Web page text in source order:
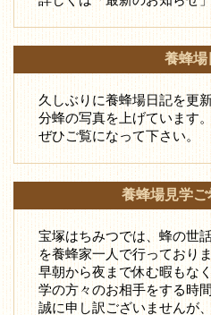
養蜂場
久しぶりに養蜂場日記を更
分蜂の写真を上げています。
ぜひご覧になって下さい。
養蜂場見学
宝塚はちみつでは、蜂の世
を養蜂家一人で行っており
早朝から夜まで休む暇もな
学の方々のお相手をする時
誠に申し訳ございませんが